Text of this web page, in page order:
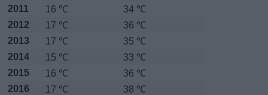
2011
16 ℃
34 ℃
2012
17 ℃
36 ℃
2013
17 ℃
35 ℃
2014
15 ℃
33 ℃
2015
16 ℃
36 ℃
2016
17 ℃
38 ℃